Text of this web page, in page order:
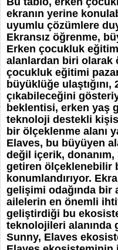
ekranın yerine
uyumlu çözümlere
Ekransız öğrenme,
Erken çocukluk
alanlardan biri olarak
çocukluk eğitimi
büyüklüğe
çıkabileceğini
beklentisi, erken yaş
teknoloji destekli
bir ölçeklenme alanı
Elaves, bu büyüyen
değil içerik,
getiren ölçeklenebilir
konumlandırıyor.
gelişimi odağında bir
ailelerin en önemli
geliştirdiği bu
teknolojileri alanında
Sunny, Elaves